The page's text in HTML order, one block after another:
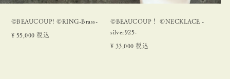
©BEAUCOUP! ©RING-Brass-
¥ 55,000 税込
©BEAUCOUP！ ©NECKLACE -
silver925-
¥ 33,000 税込